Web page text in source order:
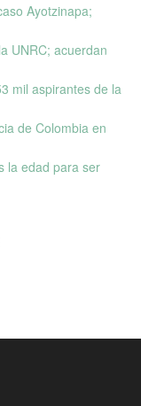
Ayotzinapa;
UNRC; acuerdan
mil aspirantes de la
de Colombia en
la edad para ser